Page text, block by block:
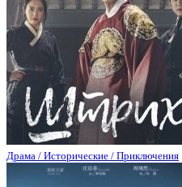
Драма / Исторические / Приключения